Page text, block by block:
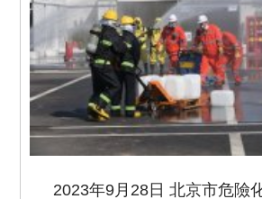
2023年9月28日 北京市危險